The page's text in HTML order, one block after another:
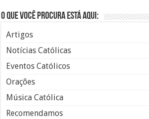
O que você procura está aqui:
Artigos
Notícias Católicas
Eventos Católicos
Orações
Música Católica
Recomendamos